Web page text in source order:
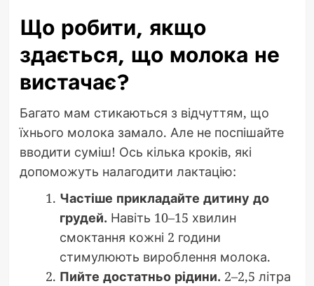
Що робити, якщо
здається, що молока не
вистачає?
Багато мам стикаються з відчуттям, що
їхнього молока замало. Але не поспішайте
вводити суміш! Ось кілька кроків, які
допоможуть налагодити лактацію:
Частіше прикладайте дитину до
грудей. Навіть 10–15 хвилин
смоктання кожні 2 години
стимулюють вироблення молока.
Пийте достатньо рідини. 2–2,5 літра